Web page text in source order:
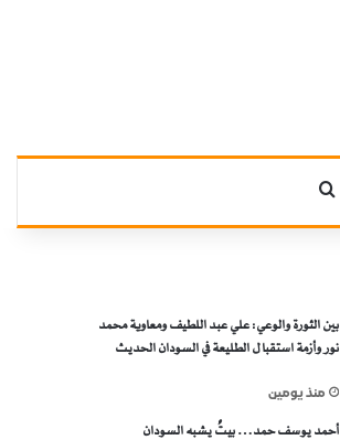
بين الثورة والوعي: علي عبد اللطيف ومعاوية محمد
نور وأزمة استقبال الطليعة في السودان الحديث
منذ يومين
أحمد يوسف حمد… بيتٌ يشبه السودان